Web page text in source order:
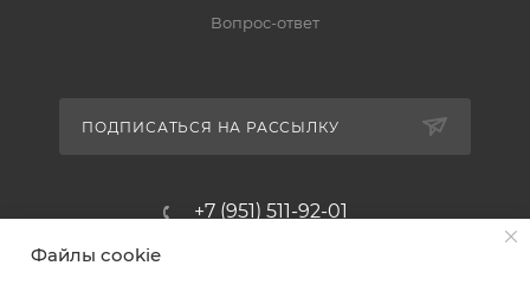
Вопрос-ответ
ПОДПИСАТЬСЯ НА РАССЫЛКУ
+7 (951) 511-92-01
Файлы cookie